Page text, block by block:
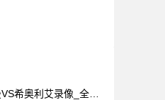
希奥利艾录像_全场